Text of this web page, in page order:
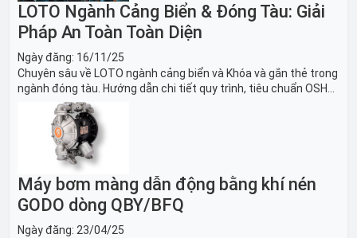
LOTO Ngành Cảng Biển & Đóng Tàu: Giải
Pháp An Toàn Toàn Diện
Ngày đăng: 16/11/25
Chuyên sâu về LOTO ngành cảng biển và Khóa và gắn thẻ trong
ngành đóng tàu. Hướng dẫn chi tiết quy trình, tiêu chuẩn OSHA,
thiết bị và Giải pháp LOTO trong công nghiệp đóng tàu toàn
Máy bơm màng dẫn động bằng khí nén
GODO dòng QBY/BFQ
Ngày đăng: 23/04/25